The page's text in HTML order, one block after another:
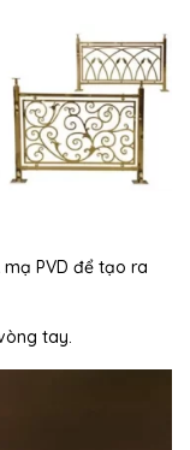
mạ PVD để tạo ra
tay.